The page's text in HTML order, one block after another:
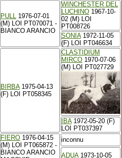
PULL 1976-07-01
(M) LOI PT070071 -
BIANCO ARANCIO
WINCHESTER DEL
LUCHINO 1967-10-
02 (M) LOI
PT008726
SONIA1972-11-05
(F) LOI PT046634
BIRBA1975-04-13
(F) LOI PT058345
CLASTIDIUM
MIRCO 1970-07-06
(M) LOI PT027729
IBA1972-05-20 (F)
LOI PT037397
FIERO 1976-04-15
(M) LOI PT065872 -
BIANCO ARANCIO
inconnu
ADUA1973-10-05